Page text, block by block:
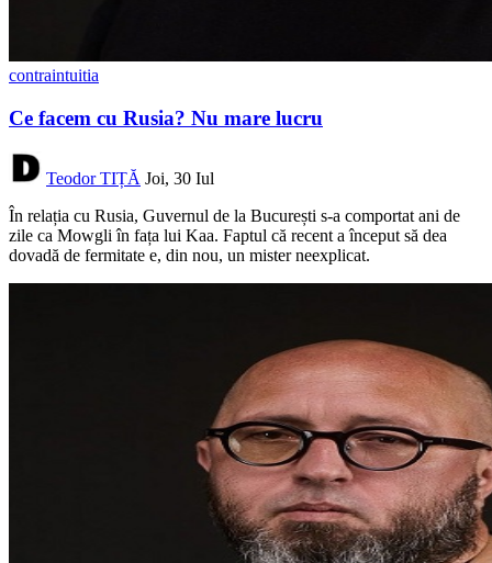
contraintuitia
Ce facem cu Rusia? Nu mare lucru
Teodor TIȚĂ Joi, 30 Iul
În relația cu Rusia, Guvernul de la București s-a comportat ani de
zile ca Mowgli în fața lui Kaa. Faptul că recent a început să dea
dovadă de fermitate e, din nou, un mister neexplicat.